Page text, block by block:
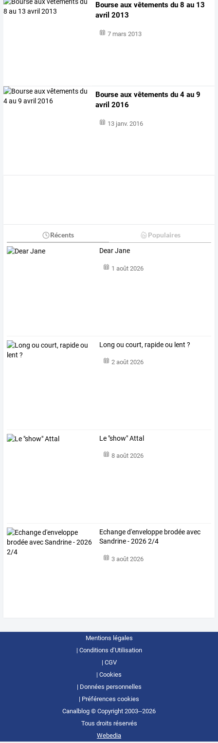
Bourse aux vêtements du 8 au 13
avril 2013
7 mars 2013
Bourse aux vêtements du 4 au 9
avril 2016
13 janv. 2016
Récents Populaires
Dear Jane
1 août 2026
Long ou court, rapide ou lent ?
2 août 2026
Le "show" Attal
8 août 2026
Echange d'enveloppe brodée avec
Sandrine - 2026 2/4
3 août 2026
Mentions légales
Conditions d’Utilisation
CGV
Cookies
Données personnelles
Préférences cookies
Canalblog © Copyright 2003--2026
Tous droits réservés
Webedia